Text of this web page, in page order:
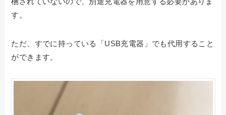
す。
ただ、すでに持っている「USB充電器」でも代用すること
ができます。